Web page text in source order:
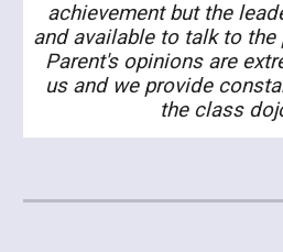
achievement but the
and available to talk to the
Parent's opinions are
us and we provide
the class